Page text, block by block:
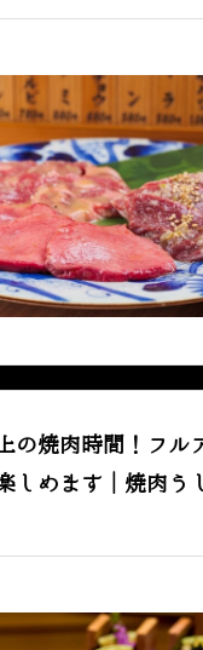
の焼肉時間！フル
しめます｜焼肉う